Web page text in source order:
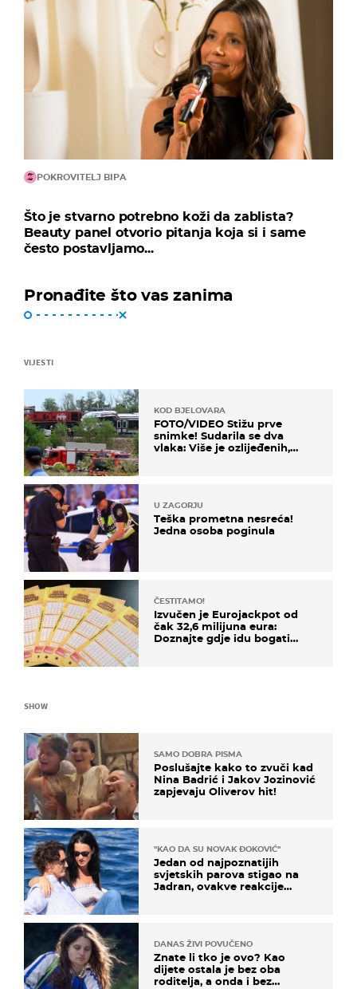
POKROVITELJ BIPA
Što je stvarno potrebno koži da zablista?
Beauty panel otvorio pitanja koja si i same
često postavljamo...
Pronađite što vas zanima
VIJESTI
KOD BJELOVARA
FOTO/VIDEO Stižu prve
snimke! Sudarila se dva
vlaka: Više je ozlijeđenih,
U ZAGORJU
Teška prometna nesreća!
Jedna osoba poginula
ČESTITAMO!
Izvučen je Eurojackpot od
čak 32,6 milijuna eura:
Doznajte gdje idu bogati
SHOW
SAMO DOBRA PISMA
Poslušajte kako to zvuči kad
Nina Badrić i Jakov Jozinović
zapjevaju Oliverov hit!
"KAO DA SU NOVAK ĐOKOVIĆ"
Jedan od najpoznatijih
svjetskih parova stigao na
Jadran, ovakve reakcije
DANAS ŽIVI POVUČENO
Znate li tko je ovo? Kao
dijete ostala je bez oba
roditelja, a onda i bez